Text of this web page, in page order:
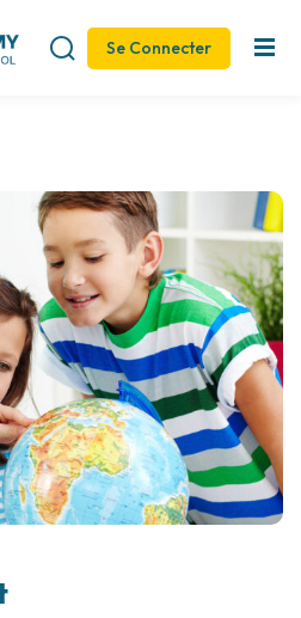
Se Connecter
Sign up
Lost your password?